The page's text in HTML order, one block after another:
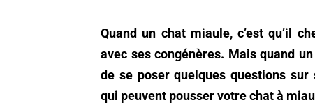
Quand un chat miaule, c’est qu’il
avec ses congénères. Mais quand
de se poser quelques questions
qui peuvent pousser votre chat à